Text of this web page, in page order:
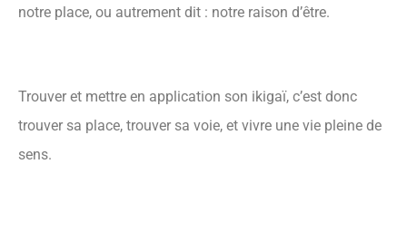
notre place, ou autrement dit : notre raison d’être.
Trouver et mettre en application son ikigaï, c’est donc
trouver sa place, trouver sa voie, et vivre une vie pleine de
sens.